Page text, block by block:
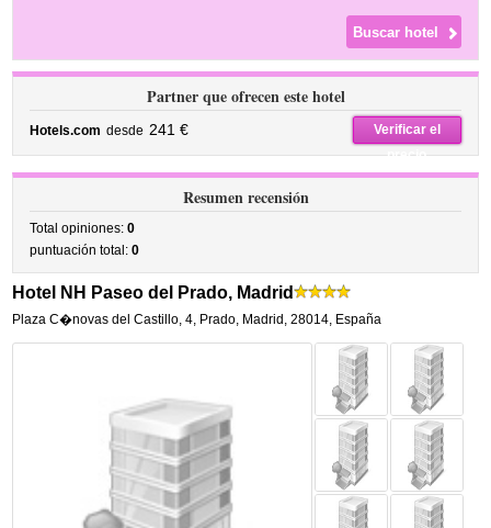
Partner que ofrecen este hotel
Hotels.com desde 241 €
Verificar el
precio
Resumen recensión
Total opiniones:0
puntuación total:0
Hotel NH Paseo del Prado, Madrid
Plaza C�novas del Castillo, 4, Prado, Madrid ,28014, España